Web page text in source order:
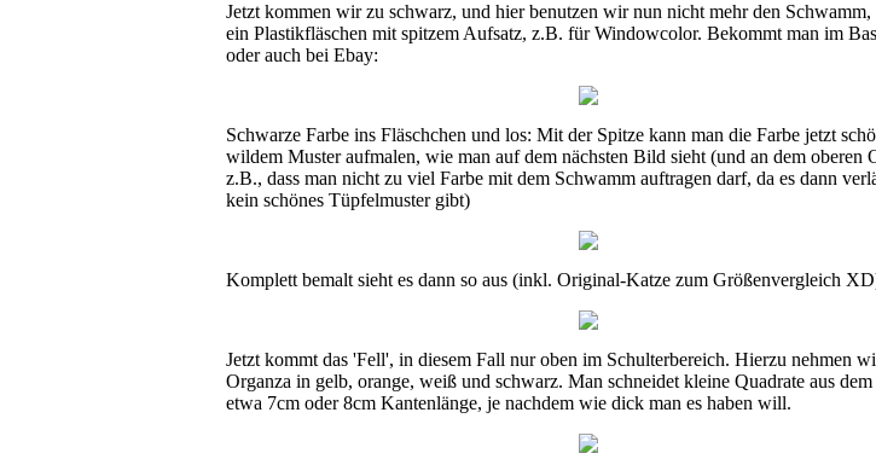
Jetzt kommen wir zu schwarz, und hier benutzen wir nun nicht mehr den Schwamm,
ein Plastikfläschen mit spitzem Aufsatz, z.B. für Windowcolor. Bekommt man im
oder auch bei Ebay:
Schwarze Farbe ins Fläschchen und los: Mit der Spitze kann man die Farbe jetzt
wildem Muster aufmalen, wie man auf dem nächsten Bild sieht (und an dem oberen
z.B., dass man nicht zu viel Farbe mit dem Schwamm auftragen darf, da es dann
kein schönes Tüpfelmuster gibt)
Komplett bemalt sieht es dann so aus (inkl. Original-Katze zum Größenvergleich
Jetzt kommt das 'Fell', in diesem Fall nur oben im Schulterbereich. Hierzu nehmen
Organza in gelb, orange, weiß und schwarz. Man schneidet kleine Quadrate aus
etwa 7cm oder 8cm Kantenlänge, je nachdem wie dick man es haben will.